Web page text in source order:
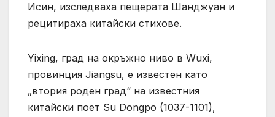
Исин, ​​изследваха пещерата Шанджуан и
рецитираха китайски стихове.
Yixing, град на окръжно ниво в Wuxi,
провинция Jiangsu, е известен като
„втория роден град“ на известния
китайски поет Su Dongpo (1037-1101),